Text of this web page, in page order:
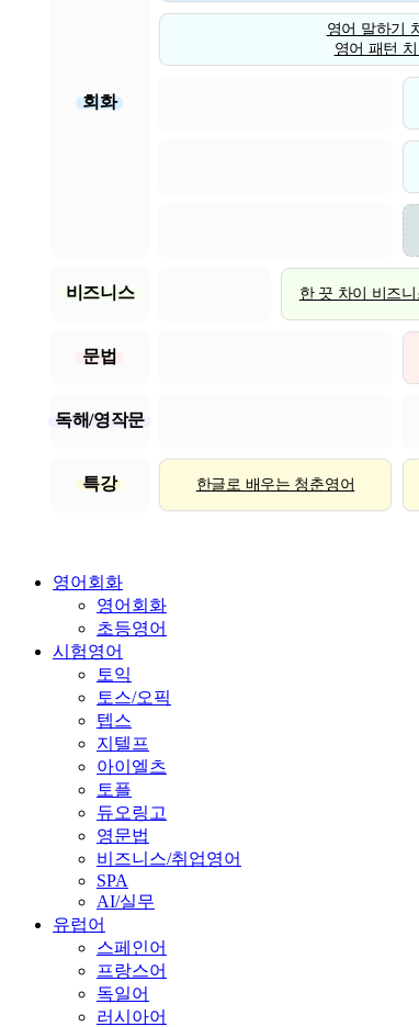
회화
영어 말하기
영어 패턴
비즈니스 한 끗 차이 비즈
문법
독해/영작문
특강 한글로 배우는 청춘영어
영어회화
영어회화
초등영어
시험영어
토익
토스/오픽
텝스
지텔프
아이엘츠
토플
듀오링고
영문법
비즈니스/취업영어
SPA
AI/실무
유럽어
스페인어
프랑스어
독일어
러시아어